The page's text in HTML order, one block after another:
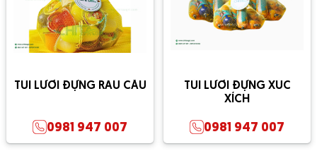
TÚI LƯỚI ĐỰNG RAU CÂU
0981 947 007
TÚI LƯỚI ĐỰNG XÚC
XÍCH
0981 947 007